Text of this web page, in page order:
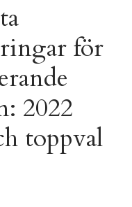
för
2022
toppval